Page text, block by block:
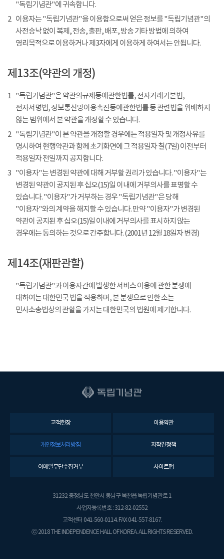
"독립기념관"에 귀속합니다.
2 이용자는 "독립기념관"을 이용함으로써 얻은 정보를 "독립기념관"의
사전승낙 없이 복제, 전송, 출판, 배포, 방송 기타 방법에 의하여
영리목적으로 이용하거나 제3자에게 이용하게 하여서는 안됩니다.
제13조(약관의 개정)
1 "독립기념관"은 약관의규제등에관한법률, 전자거래기본법,
전자서명법, 정보통신망이용촉진등에관한법률 등 관련법을 위배하지
않는 범위에서 본 약관을 개정할 수 있습니다.
2 "독립기념관"이 본 약관을 개정할 경우에는 적용일자 및 개정사유를
명시하여 현행약관과 함께 초기화면에 그 적용일자 칠(7일) 이전부터
적용일자 전일까지 공지합니다.
3 "이용자"는 변경된 약관에 대해 거부할 권리가 있습니다. "이용자"는
변경된 약관이 공지된 후 십오(15)일 이내에 거부의사를 표명할 수
있습니다. "이용자"가 거부하는 경우 "독립기념관"은 당해
"이용자"와의 계약을 해지할 수 있습니다. 만약 "이용자"가 변경된
약관이 공지된 후 십오(15)일 이내에 거부의사를 표시하지 않는
경우에는 동의하는 것으로 간주합니다. (2001년 12월 18일자 변경)
제14조(재판관할)
"독립기념관"과 이용자간에 발생한 서비스 이용에 관한 분쟁에
대하여는 대한민국 법을 적용하며, 본 분쟁으로 인한 소는
민사소송법상의 관할을 가지는 대한민국의 법원에 제기합니다.
고객헌장 이용약관
개인정보처리방침 저작권정책
이메일무단수집거부 사이트맵
31232 충청남도 천안시 동남구 목천읍 독립기념관로 1
사업자등록번호 : 312-82-02552
고객센터 041-560-0114. FAX 041-557-8167.
ⓒ 2018 THE INDEPENDENCE HALL OF KOREA. ALL RIGHTS RESERVED.